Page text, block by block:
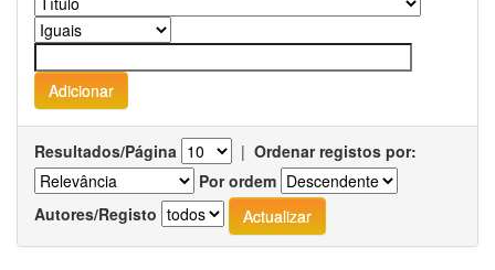
Resultados/Página | Ordenar registos por:
Por ordem
Autores/Registo